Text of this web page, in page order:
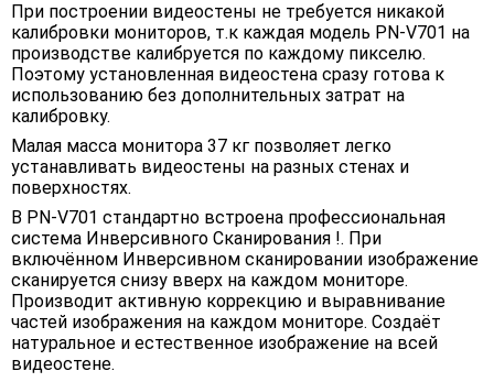
При построении видеостены не требуется никакой
калибровки мониторов, т.к каждая модель PN-V701 на
производстве калибруется по каждому пикселю.
Поэтому установленная видеостена сразу готова к
использованию без дополнительных затрат на
калибровку.
Малая масса монитора 37 кг позволяет легко
устанавливать видеостены на разных стенах и
поверхностях.
В PN-V701 стандартно встроена профессиональная
система Инверсивного Сканирования !. При
включённом Инверсивном сканировании изображение
сканируется снизу вверх на каждом мониторе.
Производит активную коррекцию и выравнивание
частей изображения на каждом мониторе. Создаёт
натуральное и естественное изображение на всей
видеостене.